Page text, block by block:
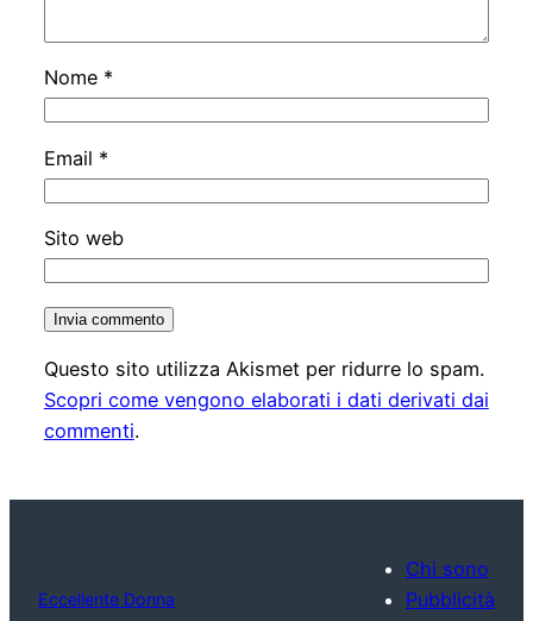
Nome *
Email *
Sito web
Questo sito utilizza Akismet per ridurre lo spam.
Scopri come vengono elaborati i dati derivati dai
commenti.
Eccellente Donna
Chi sono
Pubblicità